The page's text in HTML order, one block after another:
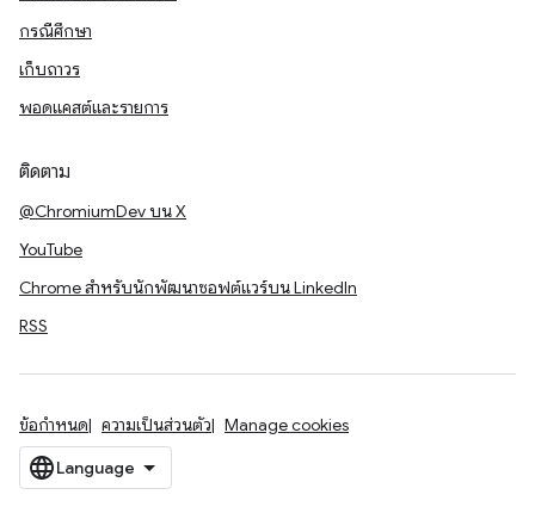
กรณีศึกษา
เก็บถาวร
พอดแคสต์และรายการ
ติดตาม
@ChromiumDev บน X
YouTube
Chrome สำหรับนักพัฒนาซอฟต์แวร์บน LinkedIn
RSS
ข้อกำหนด ความเป็นส่วนตัว Manage cookies